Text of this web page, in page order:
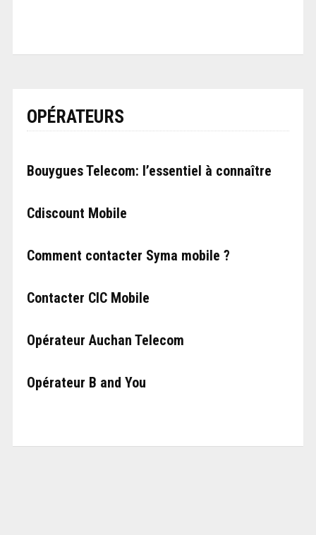
OPÉRATEURS
Bouygues Telecom: l’essentiel à connaître
Cdiscount Mobile
Comment contacter Syma mobile ?
Contacter CIC Mobile
Opérateur Auchan Telecom
Opérateur B and You